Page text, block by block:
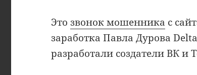
Этозвонок мошенника с
заработка Павла Дурова
разработали создатели ВК